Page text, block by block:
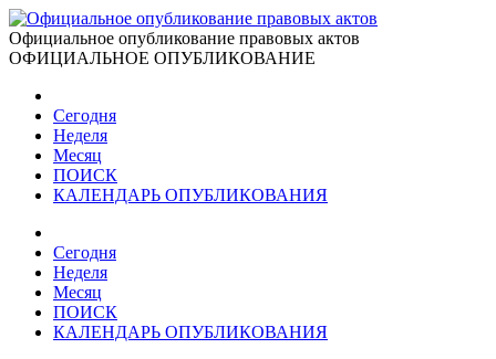
Официальное опубликование правовых актов
ОФИЦИАЛЬНОЕ ОПУБЛИКОВАНИЕ
Сегодня
Неделя
Месяц
ПОИСК
КАЛЕНДАРЬ ОПУБЛИКОВАНИЯ
Сегодня
Неделя
Месяц
ПОИСК
КАЛЕНДАРЬ ОПУБЛИКОВАНИЯ